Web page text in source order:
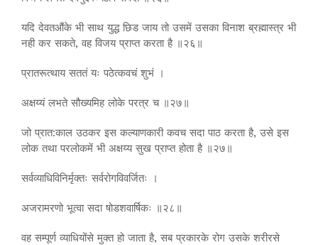
यदि देवतऔंके भी साथ युद्ध छिड जाय तो उसमें उसका विनाश ब्रह्मास्त्र भी
नही कर सकते, वह विजय प्राप्त करता है ॥२६॥
प्रातरूत्थाय सततं यः पठेत्कवचं शुभं ।
अक्षय्यं लभते सौख्यमिह लोके परत्र च ॥२७॥
जो प्रात:काल उठकर इस कल्याणकारी कवच सदा पाठ करता है, उसे इस
लोक तथा परलोकमें भी अक्षय्य सुख प्राप्त होता है ॥२७॥
सर्वव्याधिविनिर्मृक्तः सर्वरोगविवर्जितः ।
अजरामरणो भूत्वा सदा षोडशवार्षिकः ॥२८॥
वह सम्पूर्ण व्याधियोंसे मुक्त हो जाता है, सब प्रकारके रोग उसके शरीरसे